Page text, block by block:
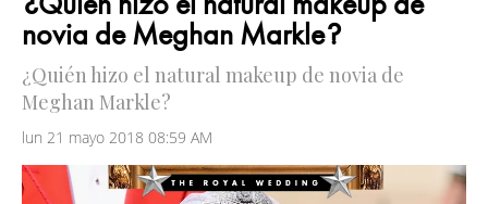
novia de Meghan Markle?
¿Quién hizo el natural makeup de novia de
Meghan Markle?
lun 21 mayo 2018 08:59 AM